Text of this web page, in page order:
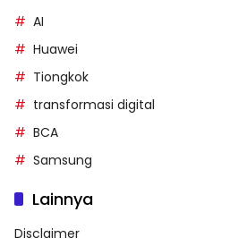
AI
Huawei
Tiongkok
transformasi digital
BCA
Samsung
Lainnya
Disclaimer